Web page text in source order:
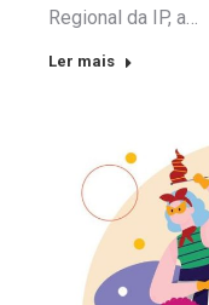
Regional da IP, a…
Ler mais